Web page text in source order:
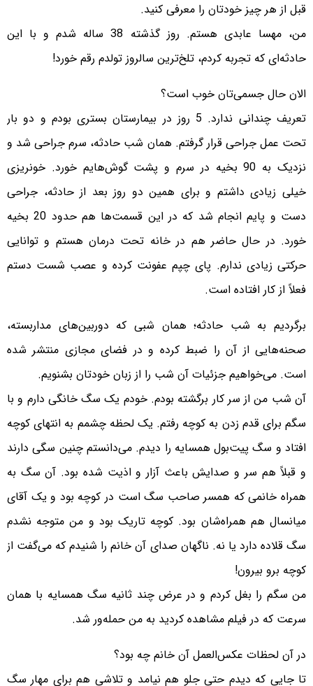
قبل از هر چیز خودتان را معرفی کنید.
من، مهسا عابدی هستم. روز گذشته 38 ساله شدم و با این
حادثه‌ای که تجربه کردم، تلخ‌ترین سالروز تولدم رقم خورد!
الان حال جسمی‌تان خوب است؟
تعریف چندانی ندارد. 5 روز در بیمارستان بستری بودم و دو بار
تحت عمل جراحی قرار گرفتم. همان شب حادثه، سرم جراحی شد و
نزدیک به 90 بخیه در سرم و پشت گوش‌هایم خورد. خونریزی
خیلی زیادی داشتم و برای همین دو روز بعد از حادثه، جراحی
دست و پایم انجام شد که در این قسمت‌ها هم حدود 20 بخیه
خورد. در حال حاضر هم در خانه تحت درمان هستم و توانایی
حرکتی زیادی ندارم. پای چپم عفونت کرده و عصب شست دستم
فعلاً از کار افتاده است.
برگردیم به شب حادثه؛ همان شبی که دوربین‌های مداربسته،
صحنه‌هایی از آن را ضبط کرده و در فضای مجازی منتشر شده
است. می‌خواهیم جزئیات آن شب را از زبان خودتان بشنویم.
آن شب من از سر کار برگشته بودم. خودم یک سگ خانگی دارم و با
سگم برای قدم زدن به کوچه رفتم. یک لحظه چشمم به انتهای کوچه
افتاد و سگ پیت‌بول همسایه را دیدم. می‌دانستم چنین سگی دارند
و قبلاً هم سر و صدایش باعث آزار و اذیت شده بود. آن سگ به
همراه خانمی که همسر صاحب سگ است در کوچه بود و یک آقای
میانسال هم همراه‌شان بود. کوچه تاریک بود و من متوجه نشدم
سگ قلاده دارد یا نه. ناگهان صدای آن خانم را شنیدم که می‌گفت از
کوچه برو بیرون!
من سگم را بغل کردم و در عرض چند ثانیه سگ همسایه با همان
سرعت که در فیلم مشاهده کردید به من حمله‌ور شد.
در آن لحظات عکس‌العمل آن خانم چه بود؟
تا جایی که دیدم حتی جلو هم نیامد و تلاشی هم برای مهار سگ